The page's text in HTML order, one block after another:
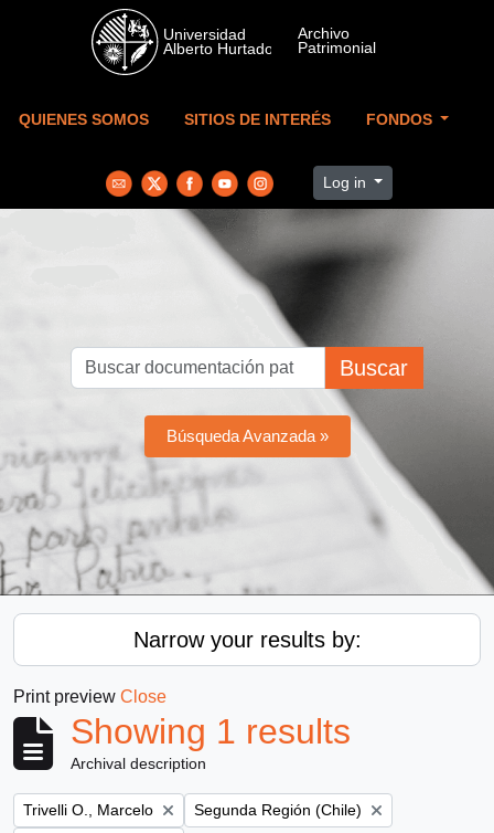
Skip to main content
QUIENES SOMOS SITIOS DE INTERÉS FONDOS
Log in
Buscar
Búsqueda Avanzada »
Narrow your results by:
Print preview Close
Showing 1 results
Archival description
Remove filter:
Trivelli O., Marcelo Remove filter:
Segunda Región (Chile)